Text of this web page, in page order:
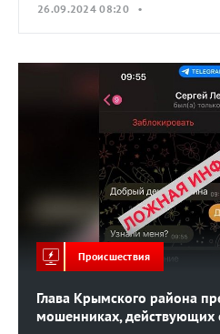
26.09.2024 08:20 •
Глава Крымского района
мошенниках, действующих
Происшествия